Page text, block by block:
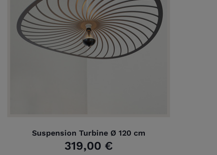
Suspension Turbine Ø 120 cm
319,00 €